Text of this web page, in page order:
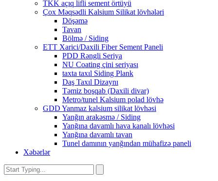
TKK açıq lifli sement örtüyü
Çox Məqsədli Kalsium Silikat lövhələri
Döşəmə
Tavan
Bölmə / Siding
ETT Xarici/Daxili Fiber Sement Paneli
PDD Rəngli Seriya
NU Coating çini seriyası
taxta taxıl Siding Plank
Daş Taxıl Dizaynı
Təmiz boşqab (Daxili divar)
Metro/tunel Kalsium polad lövhə
GDD Yanmaz kalsium silikat lövhəsi
Yanğın arakəsmə / Siding
Yanğına davamlı hava kanalı lövhəsi
Yanğına davamlı tavan
Tunel damının yanğından mühafizə paneli
Xəbərlər